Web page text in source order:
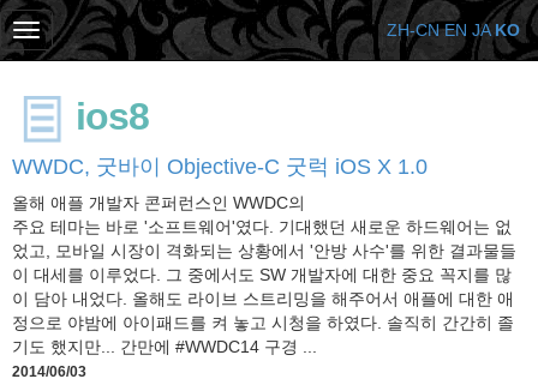
ios8
WWDC, 굿바이 Objective-C 굿럭 iOS X 1.0
올해 애플 개발자 콘퍼런스인 WWDC의
주요 테마는 바로 '소프트웨어'였다. 기대했던 새로운 하드웨어는 없
었고, 모바일 시장이 격화되는 상황에서 '안방 사수'를 위한 결과물들
이 대세를 이루었다. 그 중에서도 SW 개발자에 대한 중요 꼭지를 많
이 담아 내었다. 올해도 라이브 스트리밍을 해주어서 애플에 대한 애
정으로 야밤에 아이패드를 켜 놓고 시청을 하였다. 솔직히 간간히 졸
기도 했지만... 간만에 #WWDC14 구경 ...
2014/06/03
ZH-CN EN JA KO